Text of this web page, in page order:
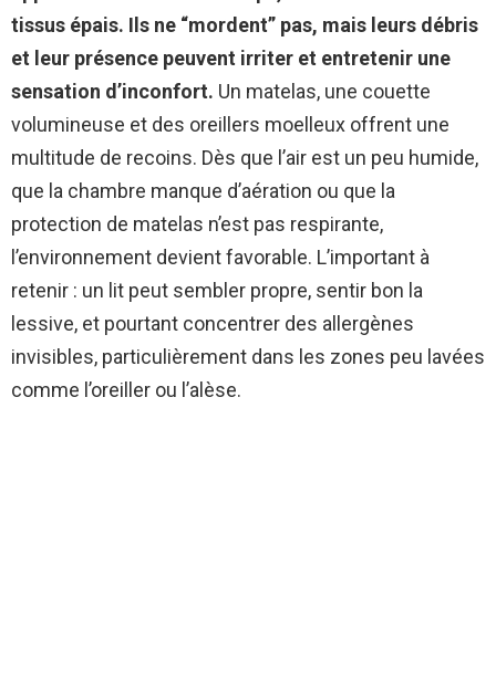
tissus épais. Ils ne “mordent” pas, mais leurs débris
et leur présence peuvent irriter et entretenir une
sensation d’inconfort. Un matelas, une couette
volumineuse et des oreillers moelleux offrent une
multitude de recoins. Dès que l’air est un peu humide,
que la chambre manque d’aération ou que la
protection de matelas n’est pas respirante,
l’environnement devient favorable. L’important à
retenir : un lit peut sembler propre, sentir bon la
lessive, et pourtant concentrer des allergènes
invisibles, particulièrement dans les zones peu lavées
comme l’oreiller ou l’alèse.